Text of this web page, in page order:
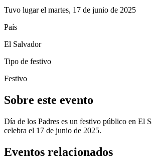
Tuvo lugar el martes, 17 de junio de 2025
País
El Salvador
Tipo de festivo
Festivo
Sobre este evento
Día de los Padres es un festivo público en El
celebra el 17 de junio de 2025.
Eventos relacionados